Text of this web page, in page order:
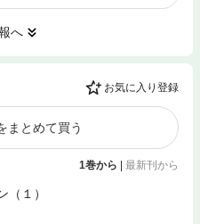
へ
お気に入り登録
まとめて買う
1巻から 最新刊から
（１）